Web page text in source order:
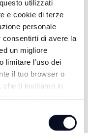
utilizzati
e cookie di terze
personale
di avere la
un migliore
limitare l’uso dei
il tuo browser o
che ti invitiamo in
in materia
TV -
TV -